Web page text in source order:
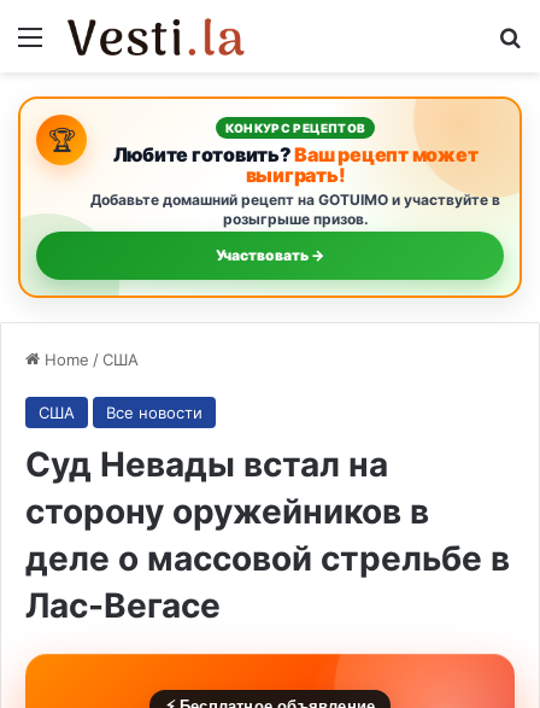
Menu
🏆 КОНКУРС РЕЦЕПТОВ
Любите готовить?Ваш рецепт может
выиграть!
Добавьте домашний рецепт на GOTUIMO и участвуйте в
розыгрыше призов.
Участвовать →
Home /США
США Все новости
Суд Невады встал на
сторону оружейников в
деле о массовой стрельбе в
Лас-Вегасе